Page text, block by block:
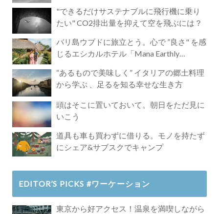
"できるだけサステナブルに飛行機に乗り
たい" CO2排出量を抑えて空を飛ぶには？
バリ島ウブドに旅立とう。心で ”良さ" を感
じるエシカルホテル「Mana Earthly
“あるもので美味しく” イタリアの郷土料理
から学ぶ 、足るを知る幸せな生き方
頭はそこに置いておいて。朝日をただ見に
いこう
道具も車も買わずに借りる。モノを持たず
にシェア&サブスクでキャンプ
EDITOR’S PICKS #ワーケーション
東京から好アクセス！温泉を満喫しながら